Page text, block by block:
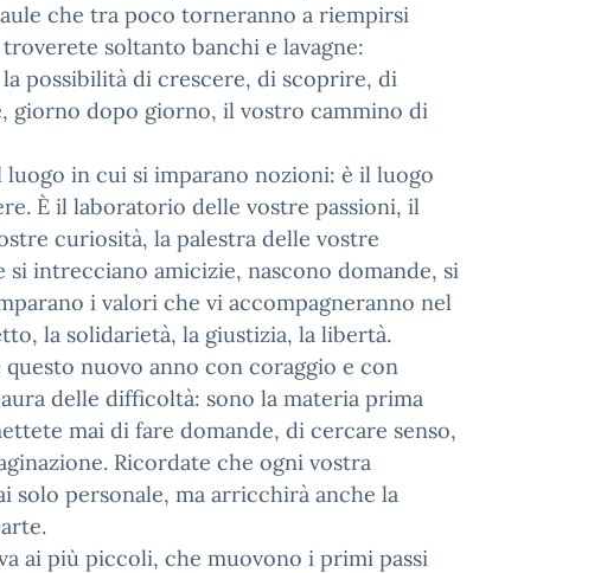
che tra poco torneranno a riempirsi
soltanto banchi e lavagne:
possibilità di crescere, di scoprire, di
giorno dopo giorno, il vostro cammino di
luogo in cui si imparano nozioni: è il luogo
È il laboratorio delle vostre passioni, il
curiosità, la palestra delle vostre
si intrecciano amicizie, nascono domande, si
i valori che vi accompagneranno nel
la solidarietà, la giustizia, la libertà.
nuovo anno con coraggio e con
delle difficoltà: sono la materia prima
mai di fare domande, di cercare senso,
Ricordate che ogni vostra
solo personale, ma arricchirà anche la
ai più piccoli, che muovono i primi passi